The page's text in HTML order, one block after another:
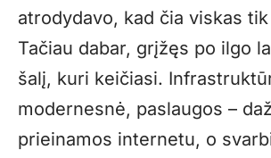
atrodydavo, kad čia viskas
Tačiau dabar, grįžęs po ilgo
šalį, kuri keičiasi.
modernesnė, paslaugos –
prieinamos internetu, o